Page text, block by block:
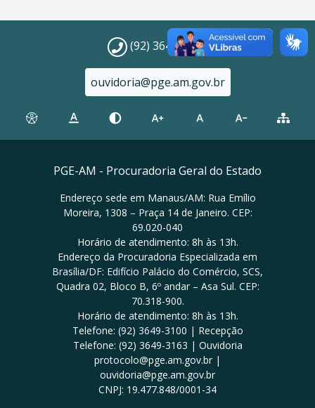
(92) 3649-3100
ouvidoria@pge.am.gov.br
PGE-AM - Procuradoria Geral do Estado
Endereço sede em Manaus/AM: Rua Emílio
Moreira, 1308 – Praça 14 de Janeiro. CEP:
69.020-040
Horário de atendimento: 8h às 13h.
Endereço da Procuradoria Especializada em
Brasília/DF: Edifício Palácio do Comércio, SCS,
Quadra 02, Bloco B, 6º andar – Asa Sul. CEP:
70.318-900.
Horário de atendimento: 8h às 13h.
Telefone: (92) 3649-3100 | Recepção
Telefone: (92) 3649-3163 | Ouvidoria
protocolo@pge.am.gov.br |
ouvidoria@pge.am.gov.br
CNPJ: 19.477.848/0001-34